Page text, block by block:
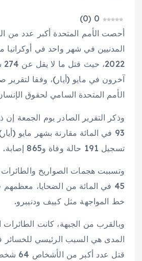
0
(
0
)
أحصت الأمم المتحدة أكبر عدد من
المدنيين في شهر واحد في أوكرانيا
آخرون في مايو (أيار)، وفقا
الأمم المتحدة السامي لحقوق
وذكر التقرير الصادر يوم الجمعة إن
تسجيل 191 حالة وفاة و865 إصابة.
وتسببت هجمات الصواريخ
45 في المائة من الضحايا،
خط المواجهة مثل كييف ودنيبرو.
وبالقرب من الجبهة، كانت
المدى هي السبب الرئيسي
قتل عدد أكبر من الأشخاص 64 شخصا وأصيب 539